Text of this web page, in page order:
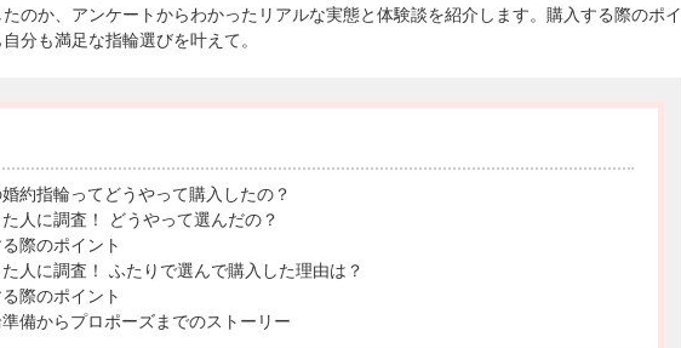
のか、アンケートからわかったリアルな実態と体験談を紹介します。購入する際のポイ
分も満足な指輪選びを叶えて。
約指輪ってどうやって購入したの？
人に調査！ どうやって選んだの？
際のポイント
人に調査！ ふたりで選んで購入した理由は？
際のポイント
備からプロポーズまでのストーリー